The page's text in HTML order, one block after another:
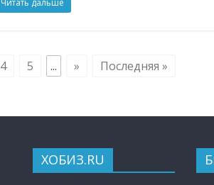
Читать дальше
4 5 ... » Последняя »
ХОБИЗ.RU